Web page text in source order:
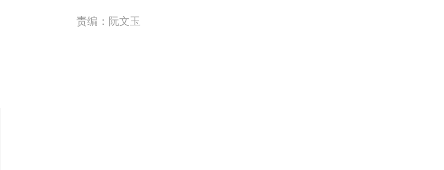
责编：阮文玉